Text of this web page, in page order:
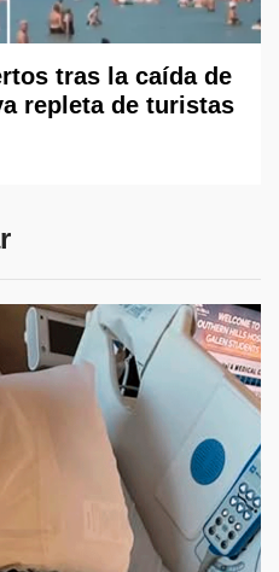
tras la caída de
repleta de turistas